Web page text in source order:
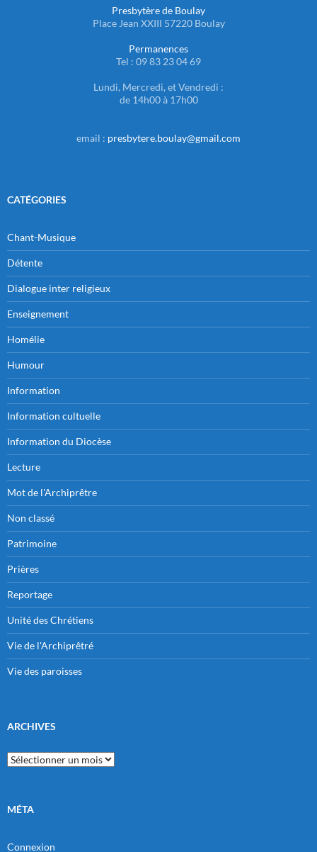
Presbytère de Boulay
Place Jean XXIII 57220 Boulay
Permanences
Tel : 09 83 23 04 69
Lundi, Mercredi, et Vendredi :
de 14h00 à 17h00
email : presbytere.boulay@gmail.com
CATÉGORIES
Chant-Musique
Détente
Dialogue inter religieux
Enseignement
Homélie
Humour
Information
Information cultuelle
Information du Diocèse
Lecture
Mot de l'Archiprêtre
Non classé
Patrimoine
Prières
Reportage
Unité des Chrétiens
Vie de l'Archiprêtré
Vie des paroisses
ARCHIVES
Archives
MÉTA
Connexion